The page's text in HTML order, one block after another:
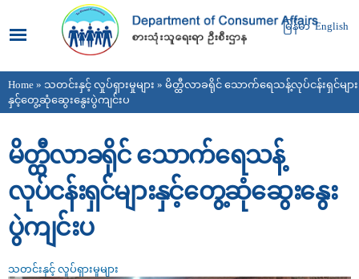
main
content
မြန်မာ English
You are here
Home » သတင်းနှင့် လှုပ်ရှားမှုများ » မိတ္ထီလာခရိုင် သောက်ရေသန့်လုပ်ငန်းရှင်များ
နှင့်တွေ့ဆုံဆွေးနွေးပွဲကျင်းပ
မိတ္ထီလာခရိုင် သောက်ရေသန့်
လုပ်ငန်းရှင်များနှင့်တွေ့ဆုံဆွေးနွေး
ပွဲကျင်းပ
သတင်းနှင့် လှုပ်ရှားမှုများ